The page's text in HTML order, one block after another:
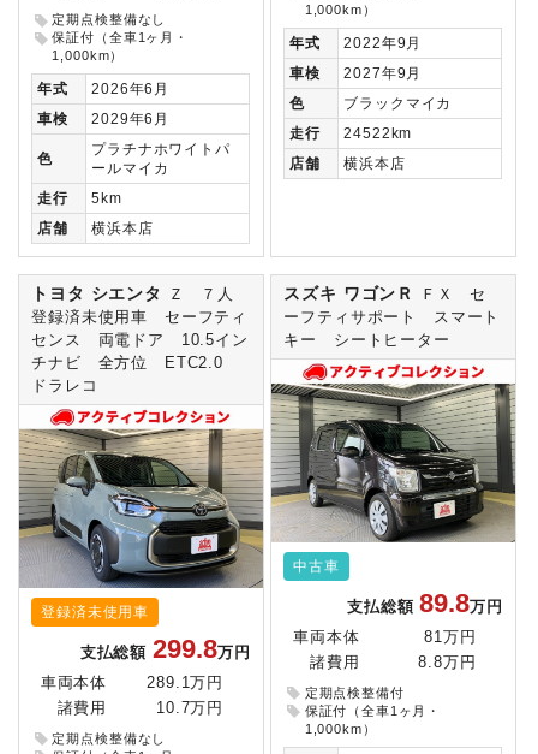
定期点検整備なし
保証付（全車1ヶ月・
1,000km）
年式
2026年6月
車検
2029年6月
色
プラチナホワイトパ
ールマイカ
走行
5km
店舗
横浜本店
1,000km）
年式
2022年9月
車検
2027年9月
色
ブラックマイカ
走行
24522km
店舗
横浜本店
トヨタ シエンタ
Ｚ ７人
登録済未使用車 セーフティ
センス 両電ドア 10.5イン
チナビ 全方位 ETC2.0
ドラレコ
登録済未使用車
支払総額 299.8万円
車両本体
289.1万円
諸費用
10.7万円
定期点検整備なし
スズキ ワゴンＲ
ＦＸ セ
ーフティサポート スマート
キー シートヒーター
中古車
支払総額89.8万円
車両本体
81万円
諸費用
8.8万円
定期点検整備付
保証付（全車1ヶ月・
1,000km）